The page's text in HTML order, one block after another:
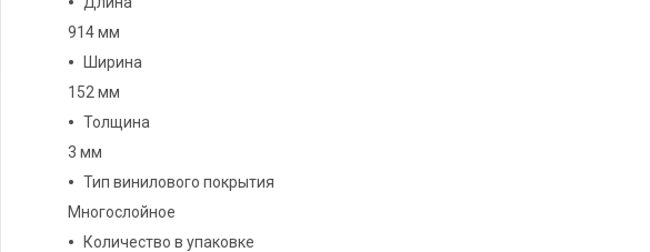
914 мм
Ширина
152 мм
Толщина
3 мм
Тип винилового покрытия
Многослойное
Количество в упаковке